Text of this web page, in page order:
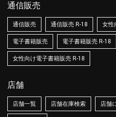
通信販売
通信販売 通信販売 R-18 女性
電子書籍販売 電子書籍販売 R-18
女性向け電子書籍販売 R-18
店舗
店舗一覧 店舗在庫検索 店舗